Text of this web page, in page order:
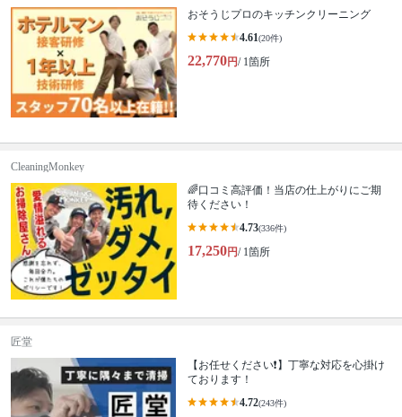
おそうじプロのキッチンクリーニング
4.61(20件)
22,770円/ 1箇所
CleaningMonkey
🌈口コミ高評価！当店の仕上がりにご期
待ください！
4.73(336件)
17,250円/ 1箇所
匠堂
【お任せください❗️】丁寧な対応を心掛け
ております！
4.72(243件)